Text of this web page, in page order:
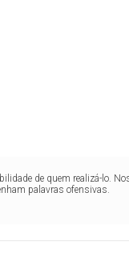
de quem realizá-lo.
palavras ofensivas.